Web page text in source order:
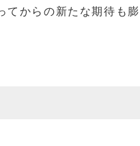
からの新たな期待も